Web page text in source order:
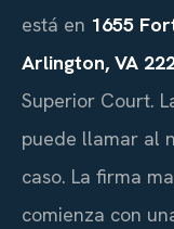
está en 1655
Arlington, VA
Superior Court.
puede llamar al
caso. La firma
comienza con